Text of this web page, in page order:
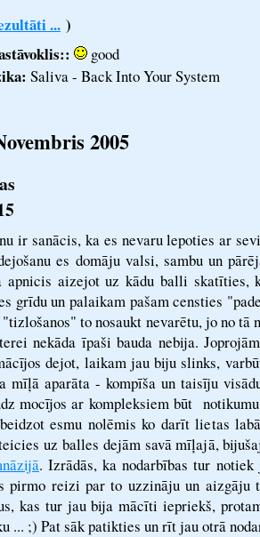
... )
good
Saliva - Back Into Your System
2005
ir sanācis, ka es nevaru lepoties ar
es domāju valsi, sambu un
apnicis aizejot uz kādu balli
grīdu un palaikam pašam censties
to nosaukt nevarētu, jo no tā
nekāda īpaši bauda nebija.
dejot, laikam jau biju slinks,
mīļā aparāta - kompīša un taisīju
mocījos ar kompleksiem būt
esmu nolēmis ko darīt lietas
uz balles dejām savā mīļajā,
. Izrādās, ka nodarbības tur
pirmo reizi par to uzzināju un aizgāju
kas tur jau bija mācīti iepriekš,
... ;) Pat sāk patikties un rīt jau otrā